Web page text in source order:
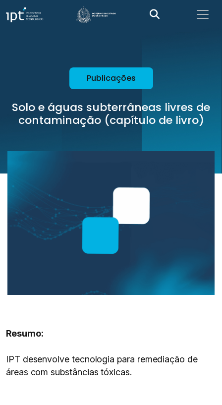
Publicações
Solo e águas subterrâneas livres de
contaminação (capítulo de livro)
Resumo:
IPT desenvolve tecnologia para remediação de
áreas com substâncias tóxicas.